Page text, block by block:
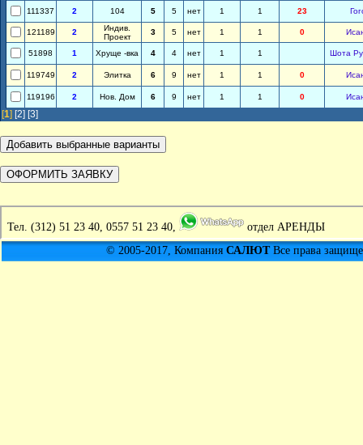
111337 2 104 5 5 нет 1 1 23
121189 2
Индив.
Проект
3 5 нет 1 1 0
51898 1 Хруще -вка 4 4 нет 1 1 Шота
119749 2 Элитка 6 9 нет 1 1 0
119196 2 Нов. Дом 6 9 нет 1 1 0
[1] [2] [3]
Тел. (312) 51 23 40, 0557 51 23 40,
отдел АРЕНДЫ
© 2005-2017, Компания САЛЮТВсе права